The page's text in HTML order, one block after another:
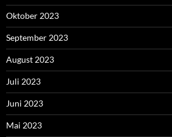
Oktober 2023
September 2023
August 2023
Juli 2023
Juni 2023
Mai 2023